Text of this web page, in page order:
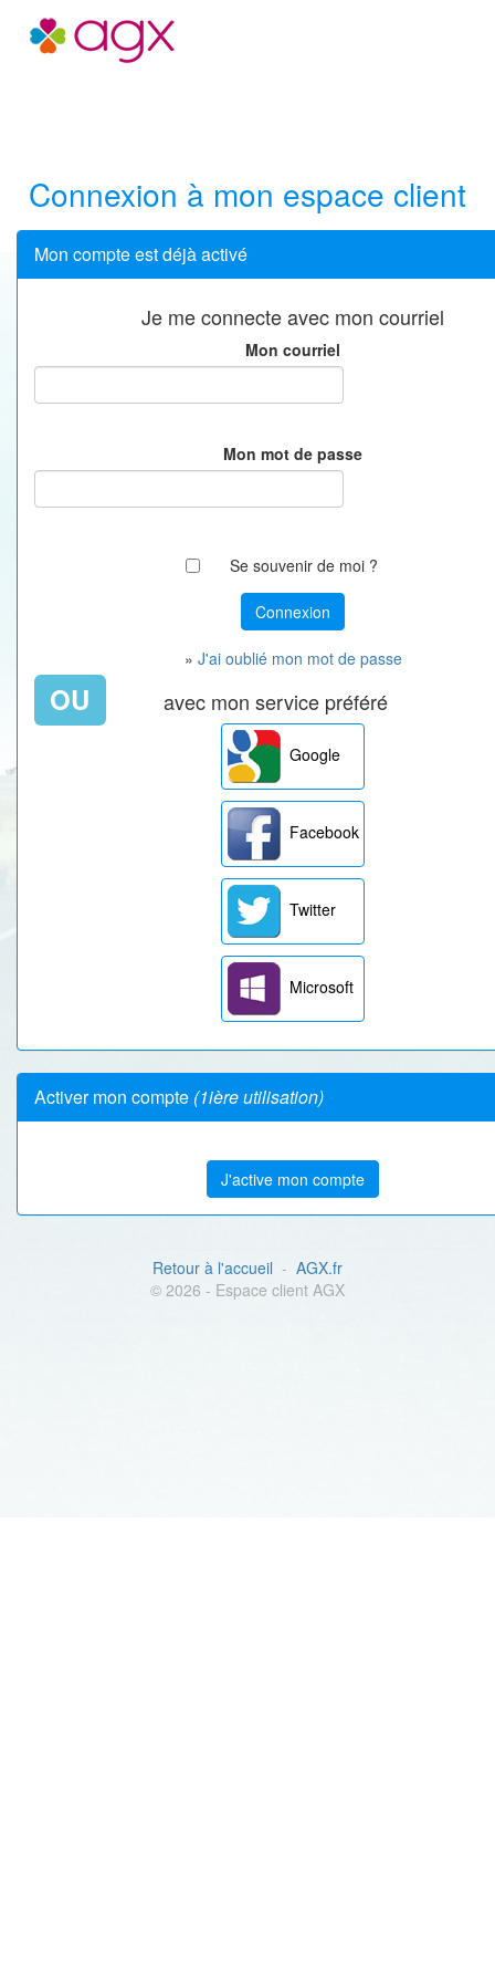
Site AGX
Connexion à mon espace client
Mon compte est déjà activé
Je me connecte avec mon courriel
Mon courriel
Mon mot de passe
Se souvenir de moi ?
» J'ai oublié mon mot de passe
OU avec mon service préféré
Google
Facebook
Twitter
Microsoft
Activer mon compte (1ière utilisation)
J'active mon compte
Retour à l'accueil - AGX.fr
© 2026 - Espace client AGX